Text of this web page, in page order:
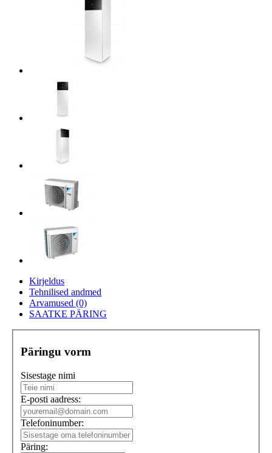
Kirjeldus
Tehnilised andmed
Arvamused (0)
SAATKE PÄRING
Päringu vorm
Sisestage nimi
E-posti aadress:
Telefoninumber:
Päring: